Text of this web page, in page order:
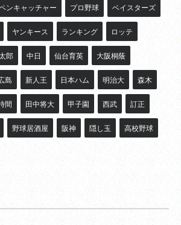
ンキャッチャー プロ野球 ベイスターズ
ヤンキース ランキング ロッテ
郎 中日 仙台育英 大阪桐蔭
島 新人王 日本ハム 明治大 森木
間 田中将大 甲子園 西武 訂正
野球居酒屋 阪神 隠し玉 高校野球